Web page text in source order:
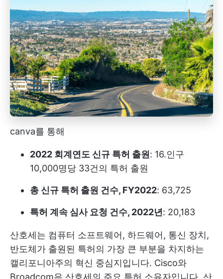
canva를 통해
2022 회계연도 신규 특허 출원 : 16.인구
10,000명당 33건의 특허 출원
총 신규 특허 출원 건수, FY2022: 63,725
특허 계속 심사 요청 건수, 2022년 : 20,183
산호세는 컴퓨터 소프트웨어, 하드웨어, 통신 장치,
반도체가 출원된 특허의 가장 큰 부분을 차지하는
캘리포니아주의 혁신 중심지입니다. Cisco와
Broadcom은 산호세의 주요 특허 소유자입니다. 산